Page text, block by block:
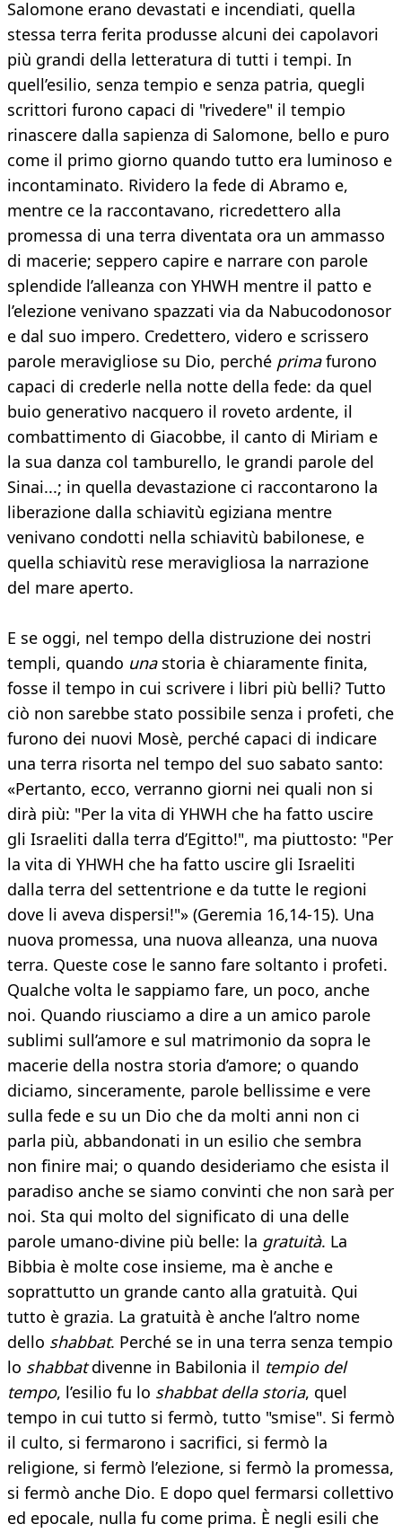
Salomone erano devastati e incendiati, quella
stessa terra ferita produsse alcuni dei capolavori
più grandi della letteratura di tutti i tempi. In
quell’esilio, senza tempio e senza patria, quegli
scrittori furono capaci di "rivedere" il tempio
rinascere dalla sapienza di Salomone, bello e puro
come il primo giorno quando tutto era luminoso e
incontaminato. Rividero la fede di Abramo e,
mentre ce la raccontavano, ricredettero alla
promessa di una terra diventata ora un ammasso
di macerie; seppero capire e narrare con parole
splendide l’alleanza con YHWH mentre il patto e
l’elezione venivano spazzati via da Nabucodonosor
e dal suo impero. Credettero, videro e scrissero
parole meravigliose su Dio, perché primafurono
capaci di crederle nella notte della fede: da quel
buio generativo nacquero il roveto ardente, il
combattimento di Giacobbe, il canto di Miriam e
la sua danza col tamburello, le grandi parole del
Sinai...; in quella devastazione ci raccontarono la
liberazione dalla schiavitù egiziana mentre
venivano condotti nella schiavitù babilonese, e
quella schiavitù rese meravigliosa la narrazione
del mare aperto.
E se oggi, nel tempo della distruzione dei nostri
templi, quando unastoria è chiaramente finita,
fosse il tempo in cui scrivere i libri più belli? Tutto
ciò non sarebbe stato possibile senza i profeti, che
furono dei nuovi Mosè, perché capaci di indicare
una terra risorta nel tempo del suo sabato santo:
«Pertanto, ecco, verranno giorni nei quali non si
dirà più: "Per la vita di YHWH che ha fatto uscire
gli Israeliti dalla terra d’Egitto!", ma piuttosto: "Per
la vita di YHWH che ha fatto uscire gli Israeliti
dalla terra del settentrione e da tutte le regioni
dove li aveva dispersi!"» (Geremia 16,14-15). Una
nuova promessa, una nuova alleanza, una nuova
terra. Queste cose le sanno fare soltanto i profeti.
Qualche volta le sappiamo fare, un poco, anche
noi. Quando riusciamo a dire a un amico parole
sublimi sull’amore e sul matrimonio da sopra le
macerie della nostra storia d’amore; o quando
diciamo, sinceramente, parole bellissime e vere
sulla fede e su un Dio che da molti anni non ci
parla più, abbandonati in un esilio che sembra
non finire mai; o quando desideriamo che esista il
paradiso anche se siamo convinti che non sarà per
noi. Sta qui molto del significato di una delle
parole umano-divine più belle: la gratuità. La
Bibbia è molte cose insieme, ma è anche e
soprattutto un grande canto alla gratuità. Qui
tutto è grazia. La gratuità è anche l’altro nome
dello shabbat. Perché se in una terra senza tempio
lo shabbatdivenne in Babilonia il tempio del
tempo, l’esilio fu lo shabbat della storia, quel
tempo in cui tutto si fermò, tutto "smise". Si fermò
il culto, si fermarono i sacrifici, si fermò la
religione, si fermò l’elezione, si fermò la promessa,
si fermò anche Dio. E dopo quel fermarsi collettivo
ed epocale, nulla fu come prima. È negli esili che